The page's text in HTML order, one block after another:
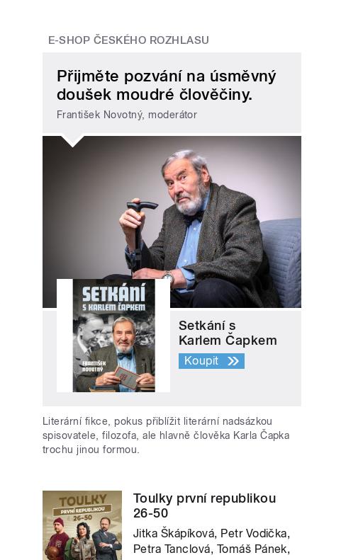
E-SHOP ČESKÉHO ROZHLASU
Přijměte pozvání na úsměvný
doušek moudré člověčiny.
František Novotný, moderátor
Setkání s
Karlem Čapkem
Koupit
Literární fikce, pokus přiblížit literární nadsázkou
spisovatele, filozofa, ale hlavně člověka Karla Čapka
trochu jinou formou.
Toulky první republikou
26-50
Jitka Škápíková, Petr Vodička,
Petra Tanclová, Tomáš Pánek,